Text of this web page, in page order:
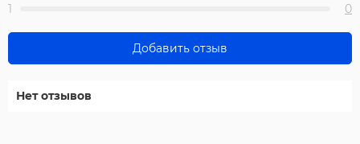
1
0
Добавить отзыв
Нет отзывов